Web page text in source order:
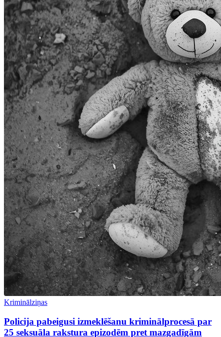
Kriminālziņas
Policija pabeigusi izmeklēšanu kriminālprocesā par
25 seksuāla rakstura epizodēm pret mazgadīgām